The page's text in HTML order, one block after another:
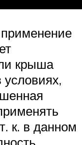
крыша
условиях,
к. в данном